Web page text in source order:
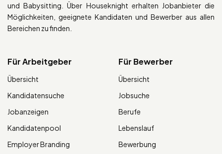
und Babysitting. Über Houseknight erhalten Jobanbieter die
Möglichkeiten, geeignete Kandidaten und Bewerber aus allen
Bereichen zu finden.
Für Arbeitgeber
Übersicht
Kandidatensuche
Jobanzeigen
Kandidatenpool
Employer Branding
Für Bewerber
Übersicht
Jobsuche
Berufe
Lebenslauf
Bewerbung